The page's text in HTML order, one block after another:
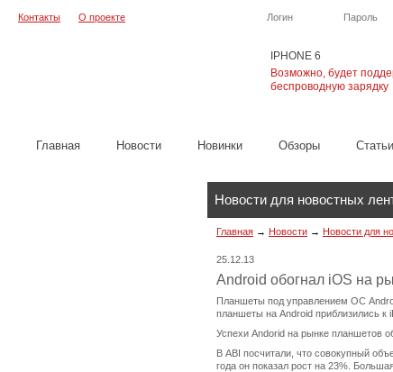
IPHONE 6
Возможно, будет
беспроводную зарядку
Логин Пароль
Контакты О проекте
Главная Новости Новинки Обзоры Cтатьи
Новости для новостных
Главная → Новости → Новости для
25.12.13
Android обогнал iOS на
Планшеты под управлением ОС
планшеты на Android приблизились к
Успехи Andorid на рынке планшетов
В ABI посчитали, что совокупный
года он показал рост на 23%.